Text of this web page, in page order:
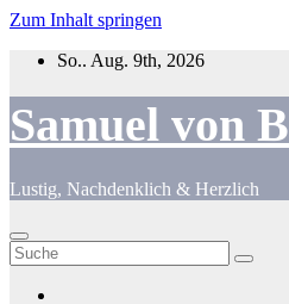
Zum Inhalt springen
So.. Aug. 9th, 2026
Samuel von
Lustig, Nachdenklich & Herzlich